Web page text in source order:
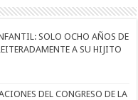
SOLO OCHO AÑOS DE
A SU HIJITO
DEL CONGRESO DE LA